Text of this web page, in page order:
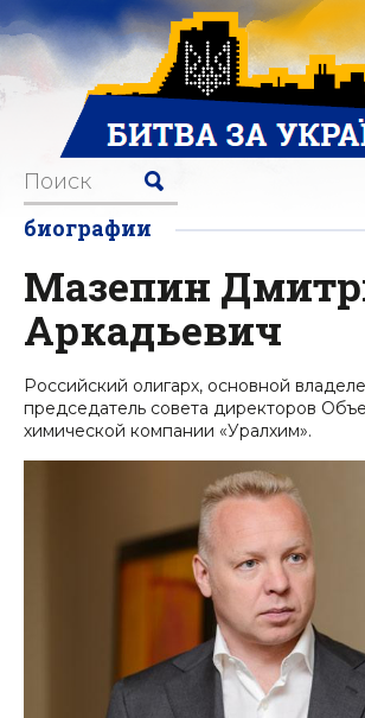
биографии
Мазепин
Аркадьевич
Российский олигарх, основной
председатель совета директоров
химической компании «Уралхим».